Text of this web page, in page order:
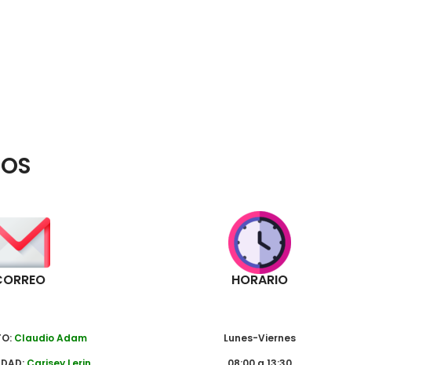
Claudio Adam
HORARIO
Lunes-Viernes